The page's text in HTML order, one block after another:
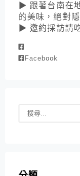
▶ 跟著台南在
的美味，絕對
▶ 邀約採訪請
Facebook